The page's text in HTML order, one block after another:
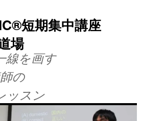
短期集中講座
場
線を画す
の
ッスン